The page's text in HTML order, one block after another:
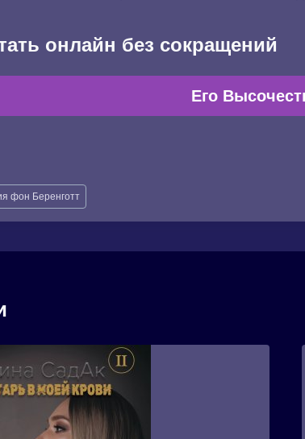
онлайн без сокращений
Его
фон Беренготт